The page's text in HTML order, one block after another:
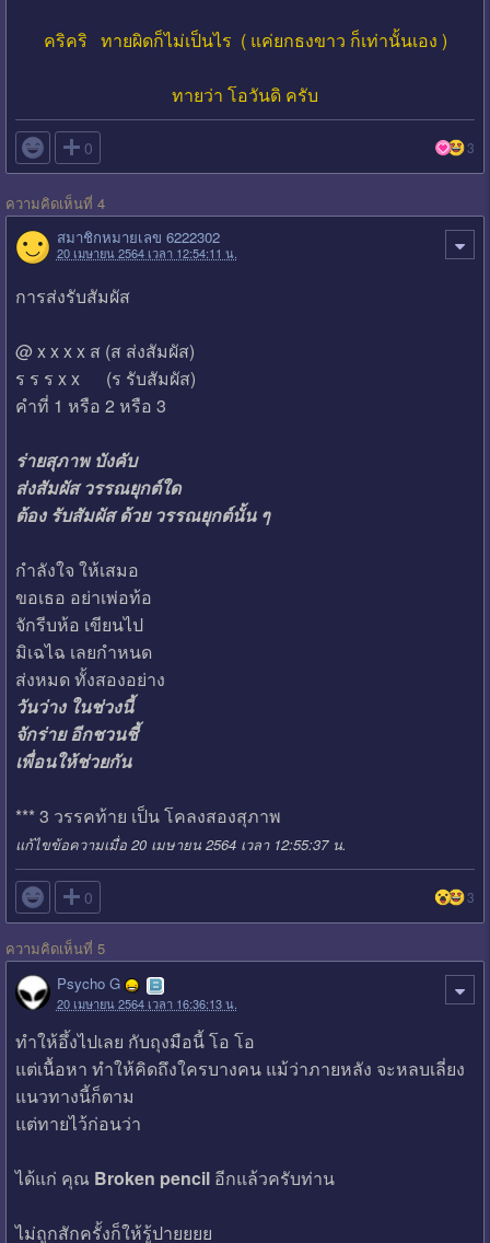
คริคริ ทายผิดก็ไม่เป็นไร ( แค่ยกธงขาว ก็เท่านั้นเอง )
ทายว่า โอวันดิ ครับ
 0 3
ความคิดเห็นที่ 4
สมาชิกหมายเลข 6222302
20 เมษายน 2564 เวลา 12:54:11 น.
การส่งรับสัมผัส
@ x x x x ส (ส ส่งสัมผัส)
ร ร ร x x (ร รับสัมผัส)
คำที่ 1 หรือ 2 หรือ 3
ร่ายสุภาพ บังคับ
ส่งสัมผัส วรรณยุกต์ใด
ต้อง รับสัมผัส ด้วย วรรณยุกต์นั้น ๆ
กำลังใจ ให้เสมอ
ขอเธอ อย่าเพ่อท้อ
จักรีบห้อ เขียนไป
มิเฉไฉ เลยกำหนด
ส่งหมด ทั้งสองอย่าง
วันว่าง ในช่วงนี้
จักร่าย อีกชวนชี้
เพื่อนให้ช่วยกัน
*** 3 วรรคท้าย เป็น โคลงสองสุภาพ
แก้ไขข้อความเมื่อ 20 เมษายน 2564 เวลา 12:55:37 น.
 0 3
ความคิดเห็นที่ 5
Psycho G
20 เมษายน 2564 เวลา 16:36:13 น.
ทำให้อึ้งไปเลย กับถุงมือนี้ โอ โอ
แต่เนื้อหา ทำให้คิดถึงใครบางคน แม้ว่าภายหลัง จะหลบเลี่ยง
แนวทางนี้ก็ตาม
แต่ทายไว้ก่อนว่า
ได้แก่ คุณ Broken pencilอีกแล้วครับท่าน
ไม่ถูกสักครั้งก็ให้รู้ปายยยย